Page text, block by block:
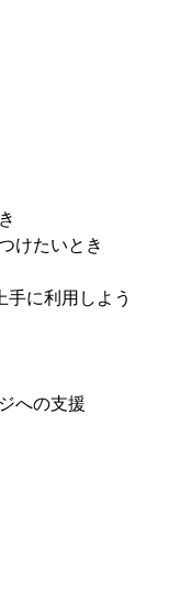
けたいとき
手に利用しよう
への支援